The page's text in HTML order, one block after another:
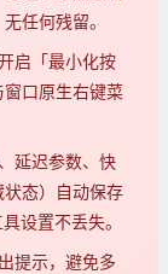
任何残留。
启「最小化按
口原生右键菜
延迟参数、快
态）自动保存
设置不丢失。
提示，避免多